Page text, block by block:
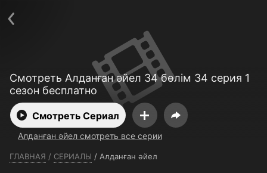
Смотреть Алданған әйел 34 бөлім 34 серия 1
сезон бесплатно
Смотреть Сериал
Алданған әйел смотреть все серии
ГЛАВНАЯ / СЕРИАЛЫ / Алданған әйел
Политика конфиденциальности
Открыть приложение